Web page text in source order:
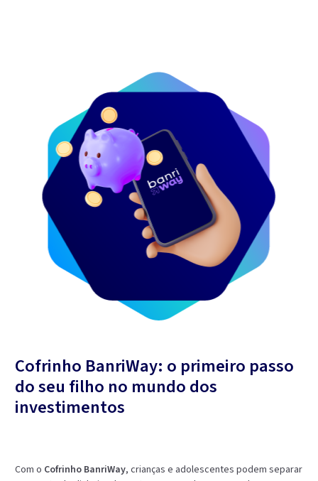
Cofrinho BanriWay: o primeiro passo
do seu filho no mundo dos
investimentos
Com o Cofrinho BanriWay, crianças e adolescentes podem separar